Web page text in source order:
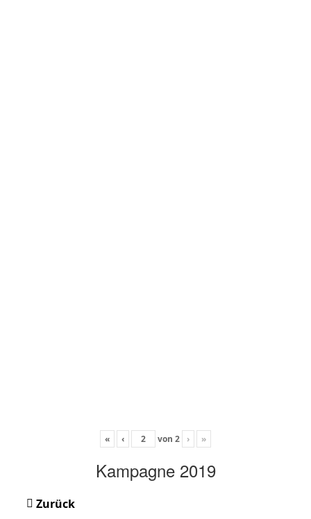
« ‹ von 2 › »
Kampagne 2019
Zurück